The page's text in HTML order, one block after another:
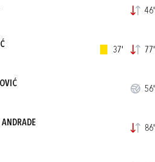
46'
37' 77'
56'
86'